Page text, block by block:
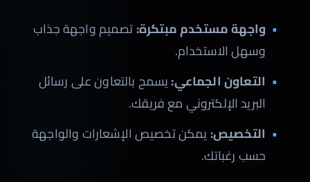
واجهة مستخدم مبتكرة:تصميم واجهة جذاب
وسهل الاستخدام.
التعاون الجماعي:يسمح بالتعاون على رسائل
البريد الإلكتروني مع فريقك.
التخصيص:يمكن تخصيص الإشعارات والواجهة
حسب رغباتك.